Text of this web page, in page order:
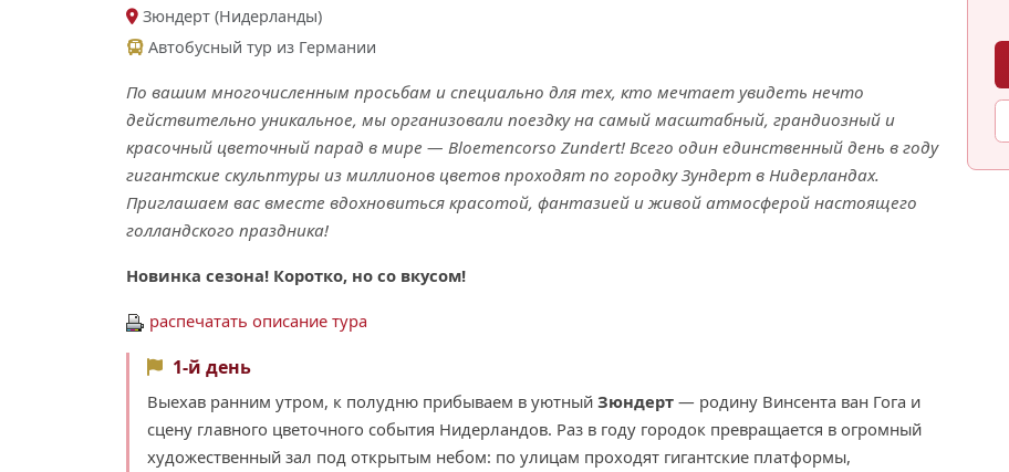
Зюндерт (Нидерланды)
Автобусный тур из Германии
По вашим многочисленным просьбам и специально для тех, кто мечтает увидеть нечто
действительно уникальное, мы организовали поездку на самый масштабный, грандиозный и
красочный цветочный парад в мире — Bloemencorso Zundert! Всего один единственный день в году
гигантские скульптуры из миллионов цветов проходят по городку Зундерт в Нидерландах.
Приглашаем вас вместе вдохновиться красотой, фантазией и живой атмосферой настоящего
голландского праздника!
Новинка сезона! Коротко, но со вкусом!
распечатать описание тура
1-й день
Выехав ранним утром, к полудню прибываем в уютный Зюндерт — родину Винсента ван Гога и
сцену главного цветочного события Нидерландов. Раз в году городок превращается в огромный
художественный зал под открытым небом: по улицам проходят гигантские платформы,